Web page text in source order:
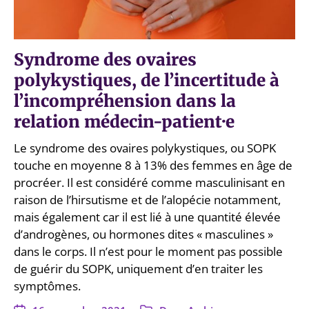
Syndrome des ovaires
polykystiques, de l’incertitude à
l’incompréhension dans la
relation médecin-patient·e
Le syndrome des ovaires polykystiques, ou SOPK
touche en moyenne 8 à 13% des femmes en âge de
procréer. Il est considéré comme masculinisant en
raison de l’hirsutisme et de l’alopécie notamment,
mais également car il est lié à une quantité élevée
d’androgènes, ou hormones dites « masculines »
dans le corps. Il n’est pour le moment pas possible
de guérir du SOPK, uniquement d’en traiter les
symptômes.